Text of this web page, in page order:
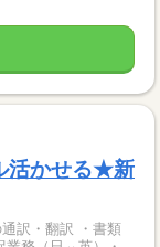
活かせる★新
訳・翻訳 ・書類